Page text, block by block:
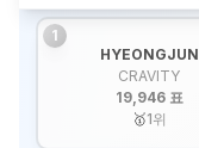
1
HYEONGJUN
CRAVITY
19,946 표
🥇1위